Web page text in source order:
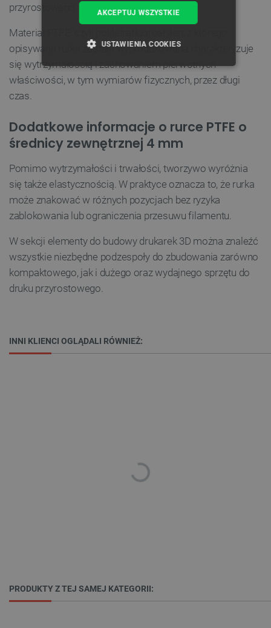
przyrostowego.
Materiał PTFE, czyli politetrafluoroetylen, z którego
opisywana rurka została wyprodukowana charakteryzuje
się wytrzymałością i zachowaniem pierwotnych
właściwości, w tym wymiarów fizycznych, przez długi
czas.
Dodatkowe informacje o rurce PTFE o
średnicy zewnętrznej 4 mm
Pomimo wytrzymałości i trwałości, tworzywo wyróżnia
się także elastycznością. W praktyce oznacza to, że rurka
może znakować w różnych pozycjach bez ryzyka
zablokowania lub ograniczenia przesuwu filamentu.
W sekcji elementy do budowy drukarek 3D można znaleźć
wszystkie niezbędne podzespoły do zbudowania zarówno
kompaktowego, jak i dużego oraz wydajnego sprzętu do
druku przyrostowego.
INNI KLIENCI OGLĄDALI RÓWNIEŻ:
PRODUKTY Z TEJ SAMEJ KATEGORII:
AKCEPTUJ WSZYSTKIE
USTAWIENIA COOKIES
NIEZBĘDNE WYDAJNOŚĆ
FUNKCJONALNOŚĆ
Niezbędne Wydajność Targetowanie
Funkcjonalność
jak logowanie użytkownika i zarządzanie kontem.
Bez niezbędnych plików cookie nie można
prawidłowo korzystać ze strony internetowej.
Nazwa